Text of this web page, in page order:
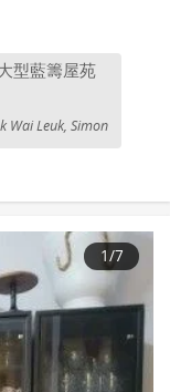
型藍籌屋苑
Wai Leuk, Simon
1/7